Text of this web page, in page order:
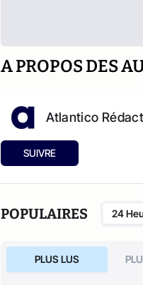
A PROPOS DES
Atlantico
SUIVRE
POPULAIRES 24
PLUS LUS